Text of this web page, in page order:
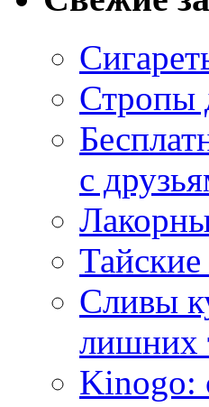
Стропы
с
Тайские
Сливы
лишних
Kinogo: